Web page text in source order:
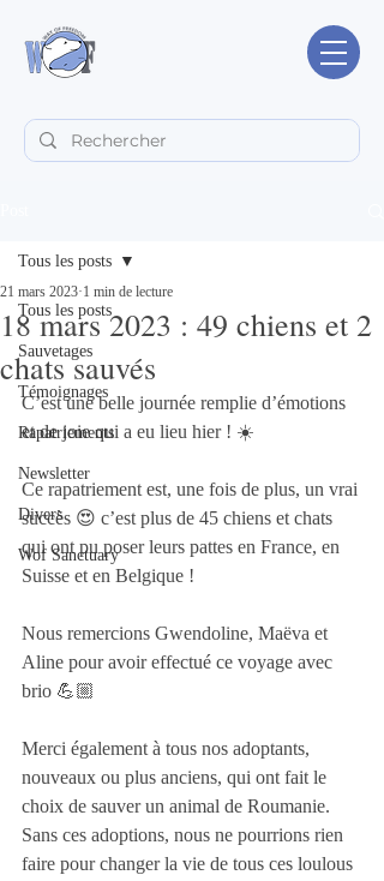
Tous les posts
Sauvetages
Témoignages
Rapatriements
Newsletter
Divers
Wof Sanctuary
Tous les posts
18 mars 2023 : 49 chiens et 2
chats sauvés
21 mars 2023 1 min de lecture
C’est une belle journée remplie d’émotions
et de joie qui a eu lieu hier ! ☀️
Ce rapatriement est, une fois de plus, un vrai
succès 😍 c’est plus de 45 chiens et chats
qui ont pu poser leurs pattes en France, en
Suisse et en Belgique !
Nous remercions Gwendoline, Maëva et
Aline pour avoir effectué ce voyage avec
brio 💪🏼
Merci également à tous nos adoptants,
nouveaux ou plus anciens, qui ont fait le
choix de sauver un animal de Roumanie.
Sans ces adoptions, nous ne pourrions rien
faire pour changer la vie de tous ces loulous